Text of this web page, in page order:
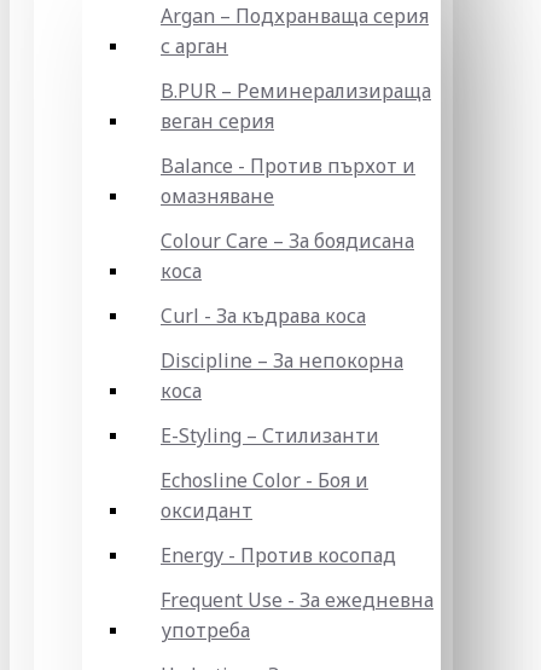
Argan – Подхранваща серия
с арган
B.PUR – Реминерализираща
веган серия
Balance - Против пърхот и
омазняване
Colour Care – За боядисана
коса
Curl - За къдрава коса
Discipline – За непокорна
коса
E-Styling – Стилизанти
Echosline Color - Боя и
оксидант
Energy - Против косопад
Frequent Use - За ежедневна
употреба